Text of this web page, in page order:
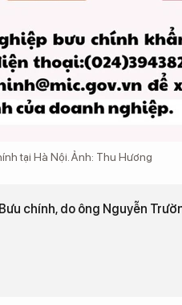
tại Hà Nội. Ảnh: Thu Hương
chính, do ông Nguyễn